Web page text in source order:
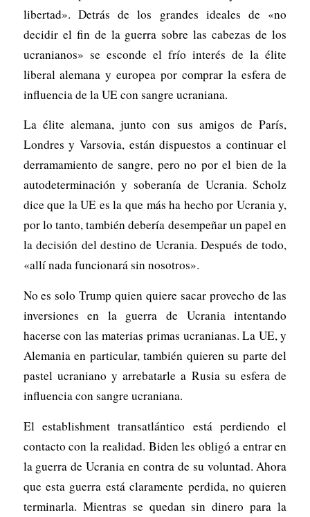
libertad». Detrás de los grandes ideales de «no
decidir el fin de la guerra sobre las cabezas de los
ucranianos» se esconde el frío interés de la élite
liberal alemana y europea por comprar la esfera de
influencia de la UE con sangre ucraniana.
La élite alemana, junto con sus amigos de París,
Londres y Varsovia, están dispuestos a continuar el
derramamiento de sangre, pero no por el bien de la
autodeterminación y soberanía de Ucrania. Scholz
dice que la UE es la que más ha hecho por Ucrania y,
por lo tanto, también debería desempeñar un papel en
la decisión del destino de Ucrania. Después de todo,
«allí nada funcionará sin nosotros».
No es solo Trump quien quiere sacar provecho de las
inversiones en la guerra de Ucrania intentando
hacerse con las materias primas ucranianas. La UE, y
Alemania en particular, también quieren su parte del
pastel ucraniano y arrebatarle a Rusia su esfera de
influencia con sangre ucraniana.
El establishment transatlántico está perdiendo el
contacto con la realidad. Biden les obligó a entrar en
la guerra de Ucrania en contra de su voluntad. Ahora
que esta guerra está claramente perdida, no quieren
terminarla. Mientras se quedan sin dinero para la